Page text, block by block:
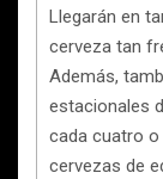
Llegarán en
cerveza tan
Además,
estacionales
cada cuatro
cervezas de